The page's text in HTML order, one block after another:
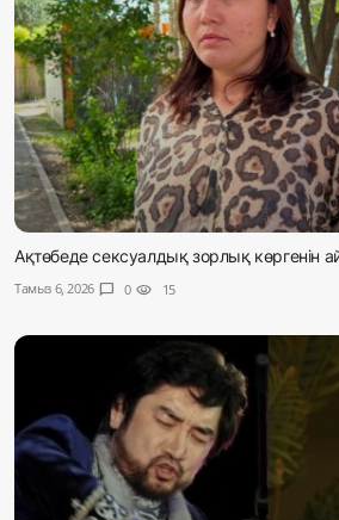
Ақтөбеде сексуалдық зорлық көргенін
Тамыз 6, 2026 chat_bubble 0 visibility 15